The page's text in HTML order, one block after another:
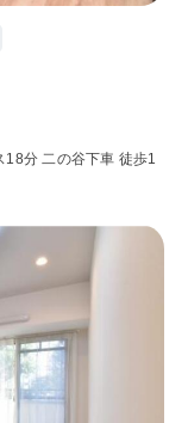
18分 二の谷下車 徒歩1